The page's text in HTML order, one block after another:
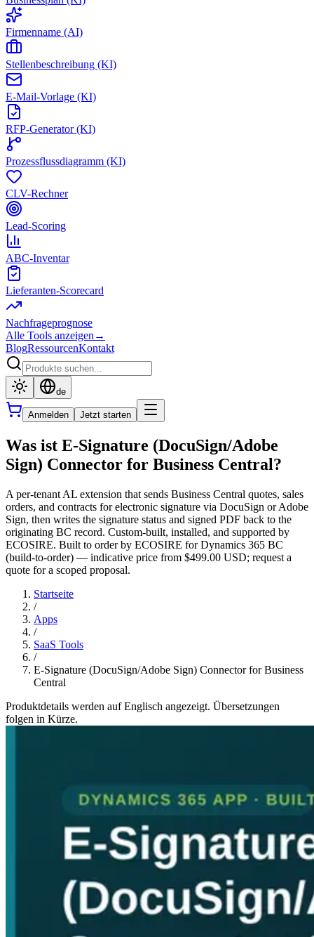
Firmenname (AI)
Stellenbeschreibung (KI)
E-Mail-Vorlage (KI)
RFP-Generator (KI)
Prozessflussdiagramm (KI)
CLV-Rechner
Lead-Scoring
ABC-Inventar
Lieferanten-Scorecard
Nachfrageprognose
Alle Tools anzeigen →
BlogRessourcenKontakt
de
Anmelden Jetzt starten
Was ist E-Signature (DocuSign/Adobe
Sign) Connector for Business Central?
A per-tenant AL extension that sends Business Central quotes, sales
orders, and contracts for electronic signature via DocuSign or Adobe
Sign, then writes the signature status and signed PDF back to the
originating BC record. Custom-built, installed, and supported by
ECOSIRE. Built to order by ECOSIRE for Dynamics 365 BC
(build-to-order) — indicative price from $499.00 USD; request a
quote for a scoped proposal.
Startseite
/
Apps
/
SaaS Tools
/
E-Signature (DocuSign/Adobe Sign) Connector for Business
Central
Produktdetails werden auf Englisch angezeigt. Übersetzungen
folgen in Kürze.